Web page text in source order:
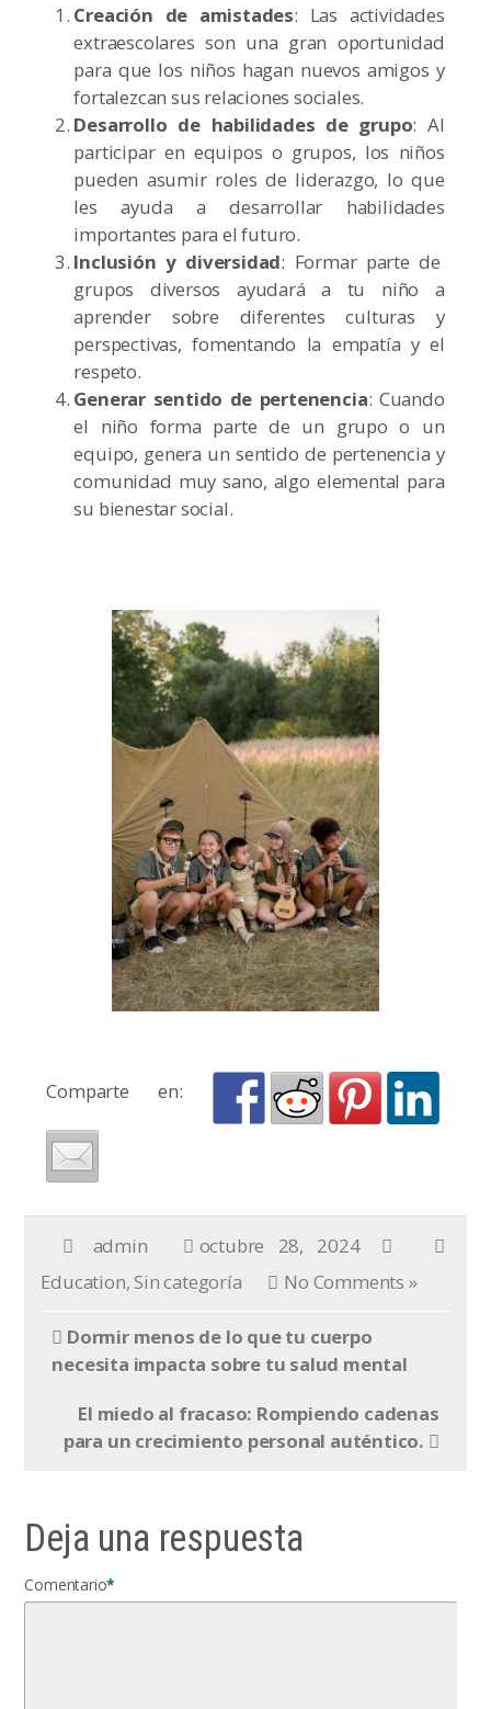
Creación de amistades: Las actividades
extraescolares son una gran oportunidad
para que los niños hagan nuevos amigos y
fortalezcan sus relaciones sociales.
Desarrollo de habilidades de grupo: Al
participar en equipos o grupos, los niños
pueden asumir roles de liderazgo, lo que
les ayuda a desarrollar habilidades
importantes para el futuro.
Inclusión y diversidad: Formar parte de
grupos diversos ayudará a tu niño a
aprender sobre diferentes culturas y
perspectivas, fomentando la empatía y el
respeto.
Generar sentido de pertenencia: Cuando
el niño forma parte de un grupo o un
equipo, genera un sentido de pertenencia y
comunidad muy sano, algo elemental para
su bienestar social.
Comparte en:
admin
octubre 28, 2024
Education,Sin categoría No Comments »
Dormir menos de lo que tu cuerpo
necesita impacta sobre tu salud mental
El miedo al fracaso: Rompiendo cadenas
para un crecimiento personal auténtico.
Deja una respuesta
Comentario*